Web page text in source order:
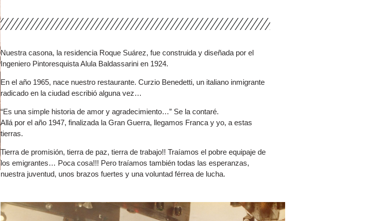
Nuestra casona, la residencia Roque Suárez, fue construida y diseñada por el
Ingeniero Pintoresquista Alula Baldassarini en 1924.
En el año 1965, nace nuestro restaurante. Curzio Benedetti, un italiano inmigrante
radicado en la ciudad escribió alguna vez…
“Es una simple historia de amor y agradecimiento…” Se la contaré.
Allá por el año 1947, finalizada la Gran Guerra, llegamos Franca y yo, a estas
tierras.
Tierra de promisión, tierra de paz, tierra de trabajo!! Traíamos el pobre equipaje de
los emigrantes… Poca cosa!!! Pero traíamos también todas las esperanzas,
nuestra juventud, unos brazos fuertes y una voluntad férrea de lucha.